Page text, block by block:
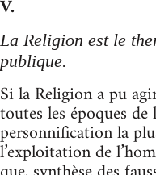
V.
La Religion est le
publique.
Si la Religion a pu
toutes les époques
personnification la
l’exploitation de